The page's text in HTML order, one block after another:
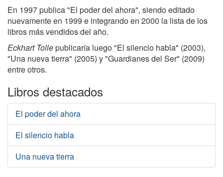
En 1997 publica "El poder del ahora", siendo editado
nuevamente en 1999 e integrando en 2000 la lista de los
libros más vendidos del año.
Eckhart Tollepublicaría luego "El silencio habla" (2003),
"Una nueva tierra" (2005) y "Guardianes del Ser" (2009)
entre otros.
Libros destacados
El poder del ahora
El silencio habla
Una nueva tierra